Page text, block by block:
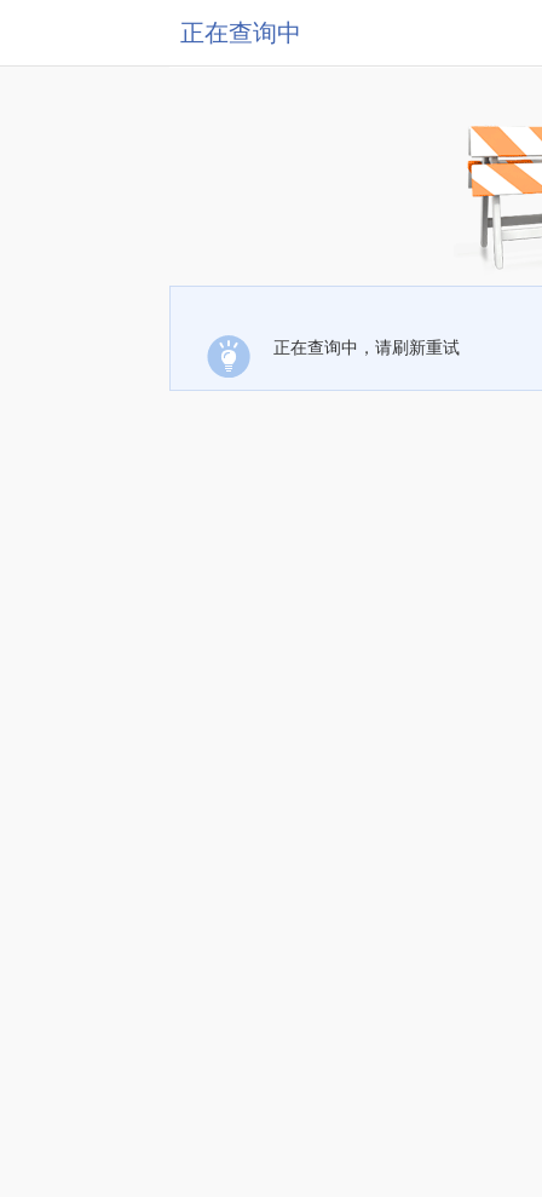
正在查询中
正在查询中，请刷新重试